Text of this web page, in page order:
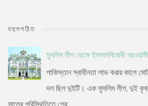
বহুলপঠিত
মুসলিম লীগ ভেঙ্গে ইসলামবিরোধী
পাকিস্তান স্বাধীনতা লাভ করার কালে
দল ছিল দুইটি। এক মুসলিম লীগ, দুই